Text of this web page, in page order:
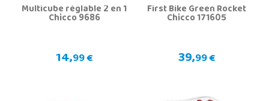
Multicube réglable 2 en 1
Chicco 9686
14,99 €
First Bike Green Rocket
Chicco 171605
39,99 €